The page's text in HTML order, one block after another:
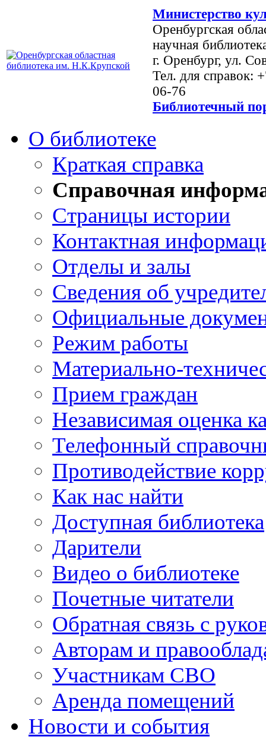
Министерство
Оренбургская
научная
г. Оренбург, ул.
Тел. для справок:
06-76
Библиотечный
О библиотеке
Краткая справка
Справочная
Страницы истории
Контактная
Отделы и залы
Сведения об
Официальные
Режим работы
Материально-
Прием граждан
Независимая оценка
Телефонный
Противодействие
Как нас найти
Доступная библиотека
Дарители
Видео о библиотеке
Почетные читатели
Обратная связь с
Авторам и
Участникам СВО
Аренда помещений
Новости и события